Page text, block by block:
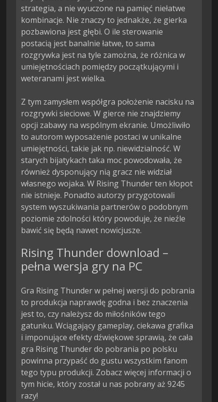
strategia, a nie wyuczone na pamięć niełatwe
kombinacje. Nie znaczy to jednakże, że gierka
pozbawiona jest głębi. O ile sterowanie
postacią jest banalnie łatwe, to sama
rozgrywka jest na tyle zamożna, że różnica w
umiejętnościach pomiędzy początkującymi i
weteranami jest wielka.
Z tym zamysłem współgra położenie nacisku na
rozgrywki sieciowe. W gierce nie znajdziemy
opcji zabawy na wspólnym ekranie. Umożliwiło
to autorom wyposażenie postaci w unikalne
umiejętności, takie jak np. niewidzialność. W
starych bijatykach taka moc powodowała, że
również dysponujący nią gracz nie widział
własnego wojaka. W Rising Thunder ten kłopot
nie istnieje. Ponadto autorzy przygotowali
system wyszukiwania partnerów o podobnym
poziomie zdolności który powoduje, że nieźle
bawić się będą nawet nowicjusze.
Rising Thunder download –
pełna wersja gry na PC
Gra Rising Thunder w pełnej wersji do pobrania
to produkcja naprawdę godna i bez znaczenia
jest to, czy należysz do miłośników tego
gatunku. Wciągający gameplay, ciekawa grafika
i imponujące efekty dźwiękowe sprawią, że cała
gra Rising Thunder do pobrania po polsku
powinna przypaść do gustu wszystkim fanom
tego typu produkcji. Zobacz więcej informacji o
tym hicie, który został u nas pobrany aż 9245
razy!